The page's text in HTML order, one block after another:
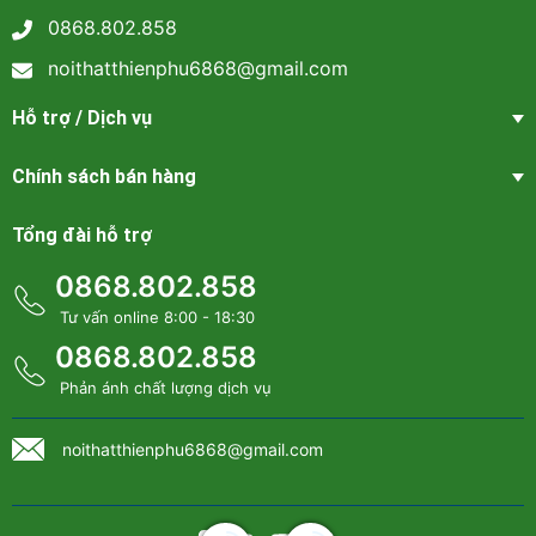
* Số hotline: 0868 802 858
* Email : noithatthienphu6868@gmail.com
0868.802.858
noithatthienphu6868@gmail.com
Hỗ trợ / Dịch vụ
Chính sách bán hàng
Tổng đài hỗ trợ
0868.802.858
Tư vấn online 8:00 - 18:30
0868.802.858
Phản ánh chất lượng dịch vụ
noithatthienphu6868@gmail.com